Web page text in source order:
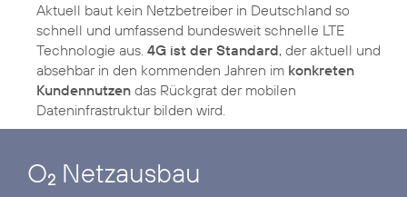
Aktuell baut kein Netzbetreiber in Deutschland so
schnell und umfassend bundesweit schnelle LTE
Technologie aus. 4G ist der Standard, der aktuell und
absehbar in den kommenden Jahren im konkreten
Kundennutzen das Rückgrat der mobilen
Dateninfrastruktur bilden wird.
O2 Netzausbau